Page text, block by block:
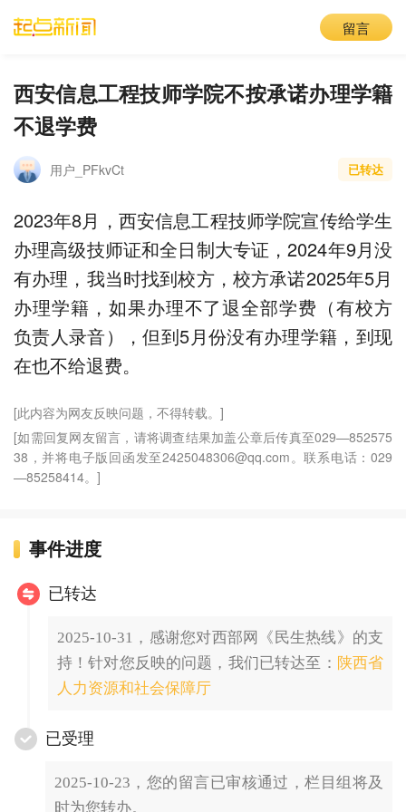
留言
西安信息工程技师学院不按承诺办理学籍
不退学费
用户_PFkvCt 已转达
2023年8月，西安信息工程技师学院宣传给学生
办理高级技师证和全日制大专证，2024年9月没
有办理，我当时找到校方，校方承诺2025年5月
办理学籍，如果办理不了退全部学费（有校方
负责人录音），但到5月份没有办理学籍，到现
在也不给退费。
[此内容为网友反映问题，不得转载。]
[如需回复网友留言，请将调查结果加盖公章后传真至029—852575
38，并将电子版回函发至2425048306@qq.com。联系电话：029
—85258414。]
事件进度
已转达
2025-10-31，感谢您对西部网《民生热线》的支
持！针对您反映的问题，我们已转达至： 陕西省
人力资源和社会保障厅
已受理
2025-10-23，您的留言已审核通过，栏目组将及
时为您转办。